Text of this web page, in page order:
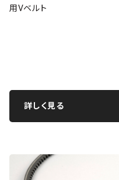
用Vベルト
詳しく見る